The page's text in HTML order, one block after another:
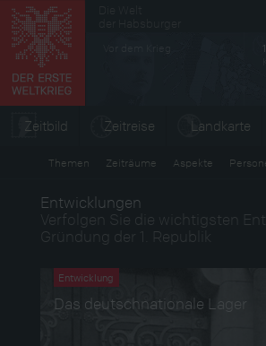
Zeitbild Zeitreise Landkarte
Themen Zeiträume Aspekte
Entwicklungen
Verfolgen Sie die wichtigsten
Gründung der 1. Republik
Entwicklung
Das deutschnationale Lager